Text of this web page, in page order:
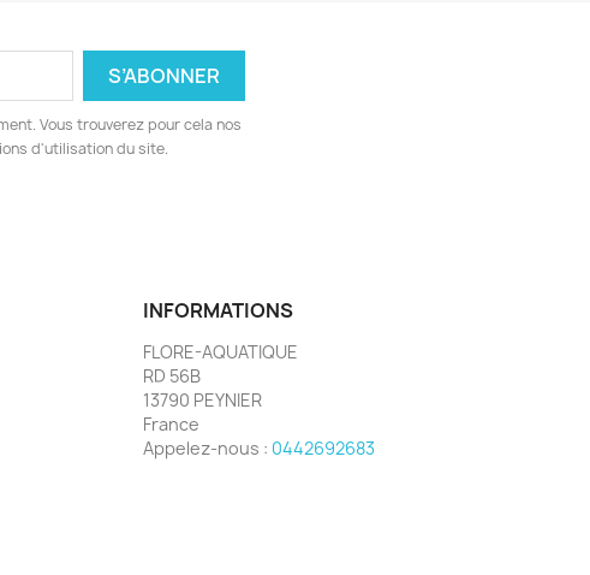
Vous trouverez pour cela nos
d'utilisation du site.
INFORMATIONS
FLORE-AQUATIQUE
RD 56B
13790 PEYNIER
France
Appelez-nous : 0442692683